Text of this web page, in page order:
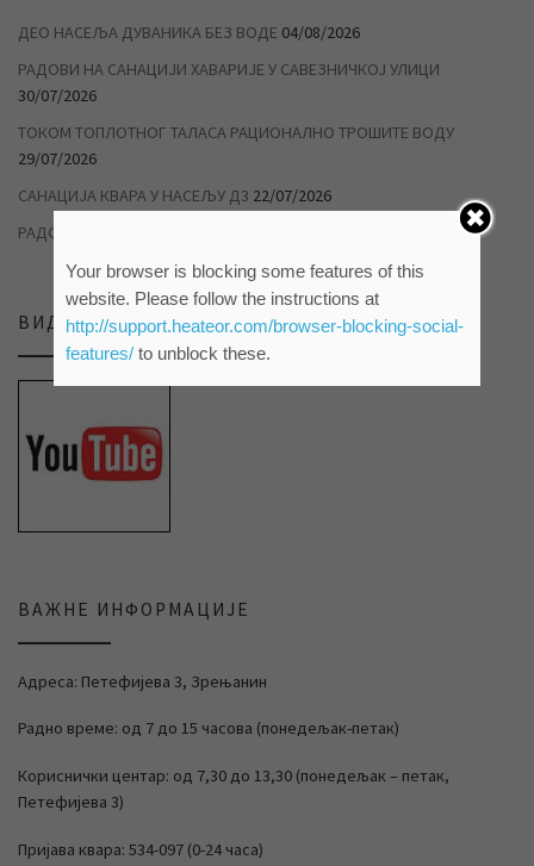
ДЕО НАСЕЉА ДУВАНИКА БЕЗ ВОДЕ 04/08/2026
РАДОВИ НА САНАЦИЈИ ХАВАРИЈЕ У САВЕЗНИЧКОЈ УЛИЦИ
30/07/2026
ТОКОМ ТОПЛОТНОГ ТАЛАСА РАЦИОНАЛНО ТРОШИТЕ ВОДУ
29/07/2026
САНАЦИЈА КВАРА У НАСЕЉУ Д3 22/07/2026
РАДОВИ НА ДУВАНИЦИ
ВИДЕО ПРИЛОЗИ НА НАШЕМ ЈУТЈУБ КАНАЛУ
ВАЖНЕ ИНФОРМАЦИЈЕ
Адреса: Петефијева 3, Зрењанин
Радно време: од 7 до 15 часова (понедељак-петак)
Кориснички центар: од 7,30 до 13,30 (понедељак – петак,
Петефијева 3)
Пријава квара: 534-097 (0-24 часа)
Your browser is blocking some features of this
website. Please follow the instructions at
http://support.heateor.com/browser-blocking-social-
features/to unblock these.